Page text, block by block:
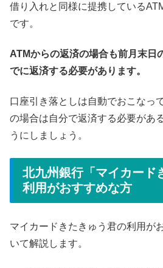
借り入れと同様に提携している
です。
ATMからの返済の場合も前月末日
でに返済する必要があります。
口座引き落としは自動でおこなっ
の場合は自分で返済する必要があ
うにしましょう。
北九州銀行「マイカード
利用がおすすめな方
マイカードきたきゅう君の利用が
いて解説します。